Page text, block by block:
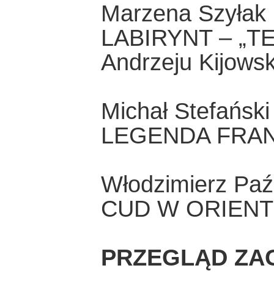
Marzena Szyłak
LABIRYNT –
Andrzeju
Michał Stefański
LEGENDA
Włodzimierz
CUD W
PRZEGLĄD